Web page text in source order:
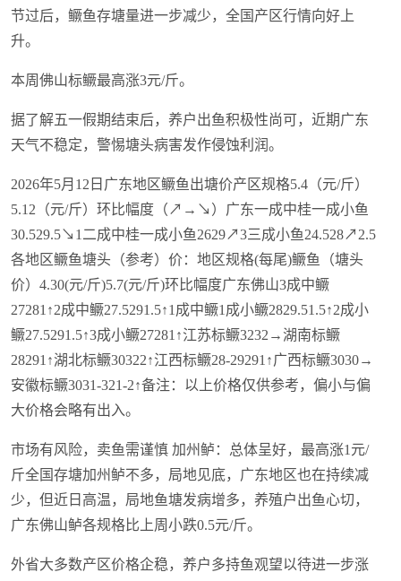
节过后，鳜鱼存塘量进一步减少，全国产区行情向好上
升。
本周佛山标鳜最高涨3元/斤。
据了解五一假期结束后，养户出鱼积极性尚可，近期广东
天气不稳定，警惕塘头病害发作侵蚀利润。
2026年5月12日广东地区鳜鱼出塘价产区规格5.4（元/斤）
5.12（元/斤）环比幅度（↗→↘）广东一成中桂一成小鱼
30.529.5↘1二成中桂一成小鱼2629↗3三成小鱼24.528↗2.5
各地区鳜鱼塘头（参考）价：地区规格(每尾)鳜鱼（塘头
价）4.30(元/斤)5.7(元/斤)环比幅度广东佛山3成中鳜
27281↑2成中鳜27.5291.5↑1成中鳜1成小鳜2829.51.5↑2成小
鳜27.5291.5↑3成小鳜27281↑江苏标鳜3232→湖南标鳜
28291↑湖北标鳜30322↑江西标鳜28-29291↑广西标鳜3030→
安徽标鳜3031-321-2↑备注：以上价格仅供参考，偏小与偏
大价格会略有出入。
市场有风险，卖鱼需谨慎 加州鲈：总体呈好，最高涨1元/
斤全国存塘加州鲈不多，局地见底，广东地区也在持续减
少，但近日高温，局地鱼塘发病增多，养殖户出鱼心切，
广东佛山鲈各规格比上周小跌0.5元/斤。
外省大多数产区价格企稳，养户多持鱼观望以待进一步涨